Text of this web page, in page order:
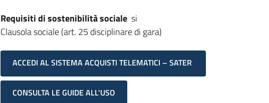
Requisiti di sostenibilità sociale si
Clausola sociale (art. 25 disciplinare di gara)
ACCEDI AL SISTEMA ACQUISTI TELEMATICI – SATER
CONSULTA LE GUIDE ALL'USO